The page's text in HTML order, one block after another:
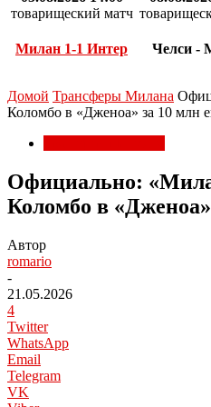
товарищеский матч
Милан 1-1 Интер Челси -
Домой Трансферы Милана
Коломбо в «Дженоа» за 10 млн
Официально:
Коломбо в
Автор
romario
-
21.05.2026
4
Twitter
WhatsApp
Email
Telegram
VK